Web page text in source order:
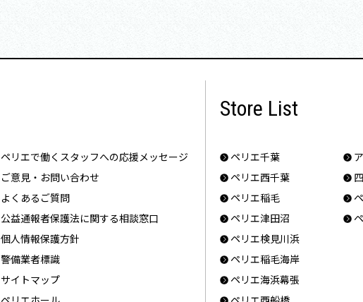
ペリエで働くスタッフへの応援メッセージ
ご意見・お問い合わせ
よくあるご質問
公益通報者保護法に関する相談窓口
個人情報保護方針
警備業者標識
サイトマップ
Store List
ペリエ千葉
ペリエ西千葉
ペリエ稲毛
ペリエ津田沼
ペリエ検見川浜
ペリエ稲毛海岸
ペリエ海浜幕張